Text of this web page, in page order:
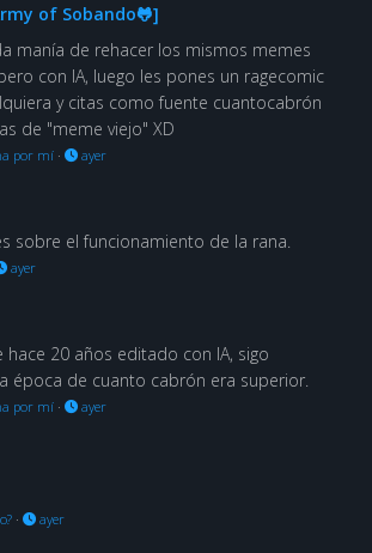
of Sobando🐸]
manía de rehacer los mismos memes
con IA, luego les pones un ragecomic
y citas como fuente cuantocabrón
de "meme viejo" XD
por mí· ayer
sobre el funcionamiento de la rana.
ayer
hace 20 años editado con IA, sigo
época de cuanto cabrón era superior.
por mí· ayer
· ayer